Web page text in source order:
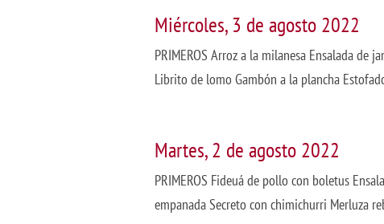
Miércoles, 3 de agosto 2022
PRIMEROS Arroz a la milanesa Ensalada de
Librito de lomo Gambón a la plancha
Martes, 2 de agosto 2022
PRIMEROS Fideuá de pollo con boletus
empanada Secreto con chimichurri Merluza